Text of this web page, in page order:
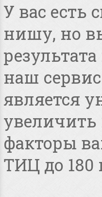
У вас есть
нишу, но
наш
является
увеличить
факторы
ТИЦ до 180